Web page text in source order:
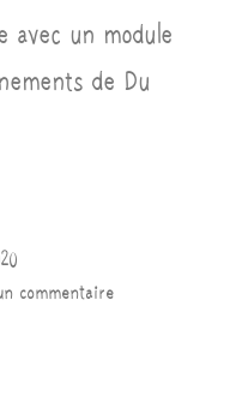
avec un module
de Du
commentaire